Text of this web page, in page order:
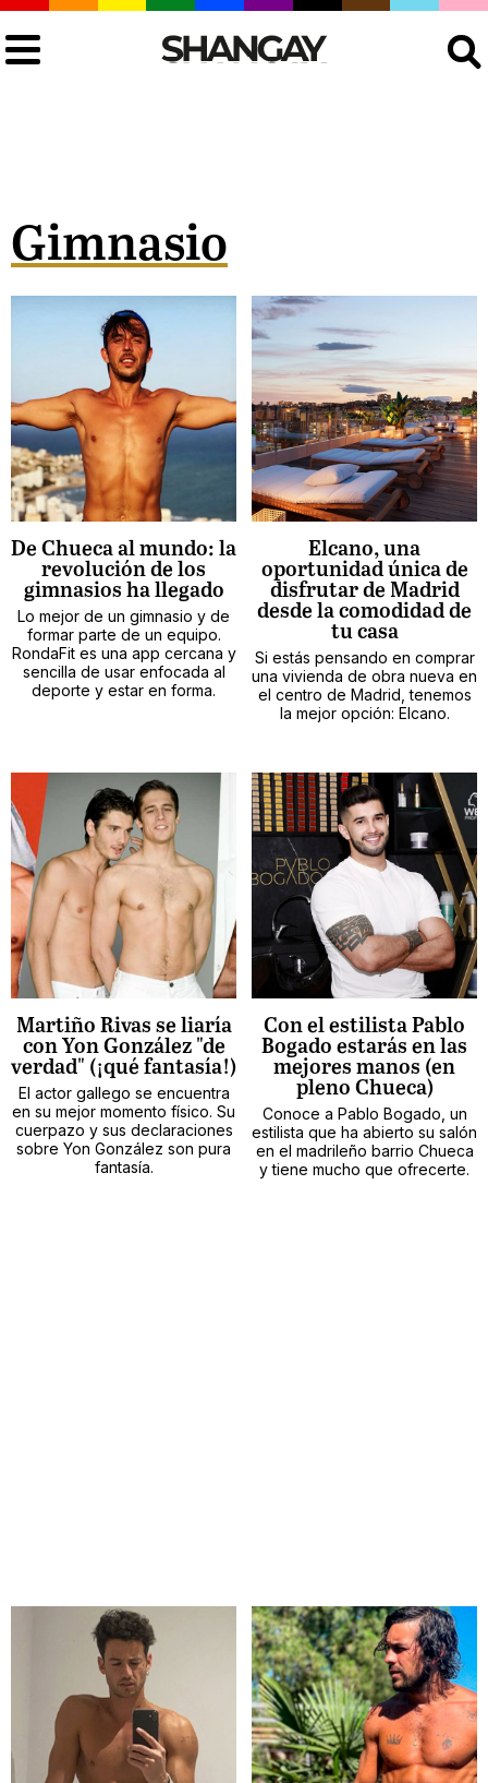
Gimnasio
De Chueca al mundo: la
revolución de los
gimnasios ha llegado
Lo mejor de un gimnasio y de
formar parte de un equipo.
RondaFit es una app cercana y
sencilla de usar enfocada al
deporte y estar en forma.
Elcano, una
oportunidad única de
disfrutar de Madrid
desde la comodidad de
tu casa
Si estás pensando en comprar
una vivienda de obra nueva en
el centro de Madrid, tenemos
la mejor opción: Elcano.
Martiño Rivas se liaría
con Yon González "de
verdad" (¡qué fantasía!)
El actor gallego se encuentra
en su mejor momento físico. Su
cuerpazo y sus declaraciones
sobre Yon González son pura
fantasía.
Con el estilista Pablo
Bogado estarás en las
mejores manos (en
pleno Chueca)
Conoce a Pablo Bogado, un
estilista que ha abierto su salón
en el madrileño barrio Chueca
y tiene mucho que ofrecerte.